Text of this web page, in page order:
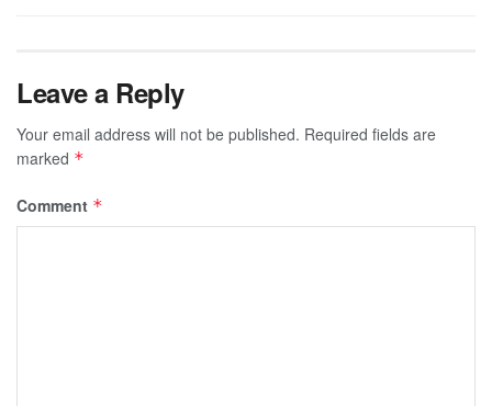
Leave a Reply
Your email address will not be published. Required fields are
marked *
Comment *